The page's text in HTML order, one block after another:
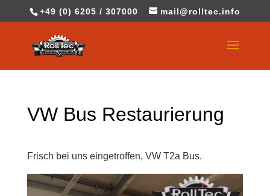
+49 (0) 6205 / 307000 mail@rolltec.info
VW Bus Restaurierung
Frisch bei uns eingetroffen, VW T2a Bus.